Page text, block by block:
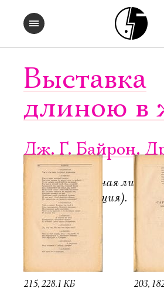
Выставка
длиною в
Дж. Г. Байрон.
Пб.-М.: Всемирная
6000 экз. (редакция).
215, 228.1 КБ 203,